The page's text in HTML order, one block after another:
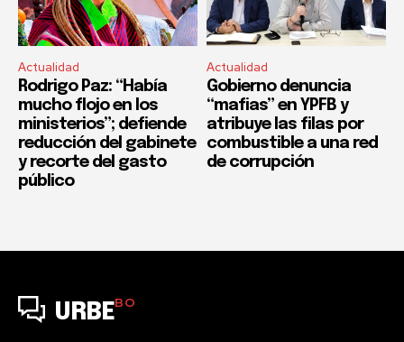
Actualidad
Rodrigo Paz: “Había
mucho flojo en los
ministerios”; defiende
reducción del gabinete
y recorte del gasto
público
Actualidad
Gobierno denuncia
“mafias” en YPFB y
atribuye las filas por
combustible a una red
de corrupción
URBEBO